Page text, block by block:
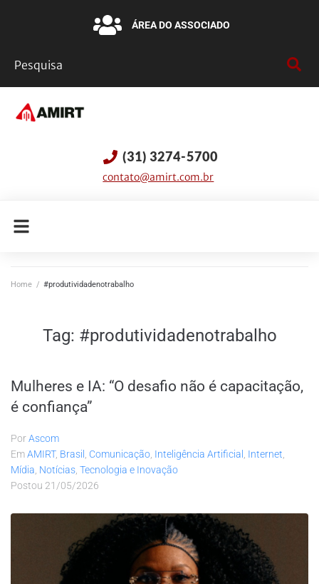
ÁREA DO ASSOCIADO
(31) 3274-5700
contato@amirt.com.br
Home / #produtividadenotrabalho
Tag: #produtividadenotrabalho
Mulheres e IA: “O desafio não é capacitação,
é confiança”
PorAscom
EmAMIRT, Brasil Comunicação Inteligência Artificial Internet
Mídia Notícias Tecnologia e Inovação
Postou 21/05/2026